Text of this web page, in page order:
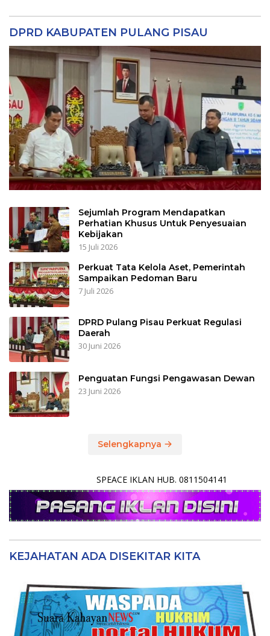
DPRD KABUPATEN PULANG PISAU
Sejumlah Program Mendapatkan
Perhatian Khusus Untuk Penyesuaian
Kebijakan
15 Juli 2026
Perkuat Tata Kelola Aset, Pemerintah
Sampaikan Pedoman Baru
7 Juli 2026
DPRD Pulang Pisau Perkuat Regulasi
Daerah
30 Juni 2026
Penguatan Fungsi Pengawasan Dewan
23 Juni 2026
Selengkapnya
SPEACE IKLAN HUB. 0811504141
KEJAHATAN ADA DISEKITAR KITA